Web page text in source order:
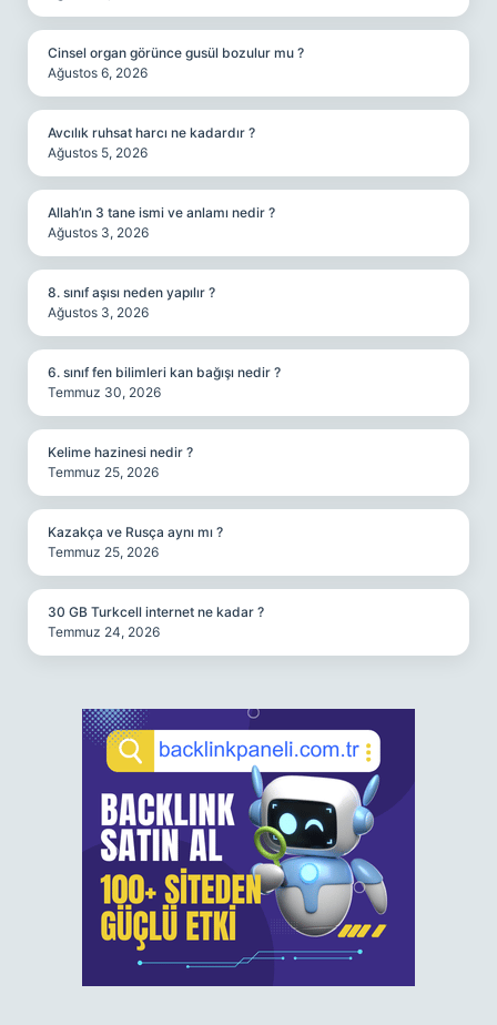
Cinsel organ görünce gusül bozulur mu ?
Ağustos 6, 2026
Avcılık ruhsat harcı ne kadardır ?
Ağustos 5, 2026
Allah’ın 3 tane ismi ve anlamı nedir ?
Ağustos 3, 2026
8. sınıf aşısı neden yapılır ?
Ağustos 3, 2026
6. sınıf fen bilimleri kan bağışı nedir ?
Temmuz 30, 2026
Kelime hazinesi nedir ?
Temmuz 25, 2026
Kazakça ve Rusça aynı mı ?
Temmuz 25, 2026
30 GB Turkcell internet ne kadar ?
Temmuz 24, 2026